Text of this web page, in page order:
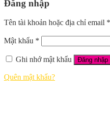
Đăng nhập
Tên tài khoản hoặc địa chỉ email *
Mật khẩu *
Ghi nhớ mật khẩu Đăng nhập
Quên mật khẩu?